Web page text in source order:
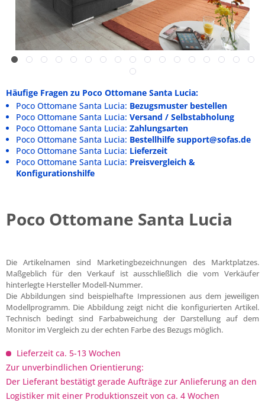
Häufige Fragen zu Poco Ottomane Santa Lucia:
Poco Ottomane Santa Lucia: Bezugsmuster bestellen
Poco Ottomane Santa Lucia: Versand / Selbstabholung
Poco Ottomane Santa Lucia: Zahlungsarten
Poco Ottomane Santa Lucia: Bestellhilfe support@sofas.de
Poco Ottomane Santa Lucia: Lieferzeit
Poco Ottomane Santa Lucia: Preisvergleich &
Konfigurationshilfe
Poco Ottomane Santa Lucia
Die Artikelnamen sind Marketingbezeichnungen des Marktplatzes.
Maßgeblich für den Verkauf ist ausschließlich die vom Verkäufer
hinterlegte Hersteller Modell-Nummer.
Die Abbildungen sind beispielhafte Impressionen aus dem jeweiligen
Modellprogramm. Die Abbildung zeigt nicht die konfigurierten Artikel.
Technisch bedingt sind Farbabweichung der Darstellung auf dem
Monitor im Vergleich zu der echten Farbe des Bezugs möglich.
Lieferzeit ca. 5-13 Wochen
Zur unverbindlichen Orientierung:
Der Lieferant bestätigt gerade Aufträge zur Anlieferung an den
Logistiker mit einer Produktionszeit von ca. 4 Wochen